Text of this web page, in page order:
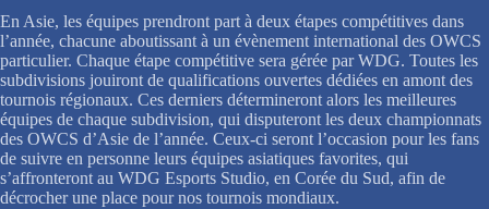
En Asie, les équipes prendront part à deux étapes compétitives dans
l’année, chacune aboutissant à un évènement international des OWCS
particulier. Chaque étape compétitive sera gérée par WDG. Toutes les
subdivisions jouiront de qualifications ouvertes dédiées en amont des
tournois régionaux. Ces derniers détermineront alors les meilleures
équipes de chaque subdivision, qui disputeront les deux championnats
des OWCS d’Asie de l’année. Ceux-ci seront l’occasion pour les fans
de suivre en personne leurs équipes asiatiques favorites, qui
s’affronteront au WDG Esports Studio, en Corée du Sud, afin de
décrocher une place pour nos tournois mondiaux.